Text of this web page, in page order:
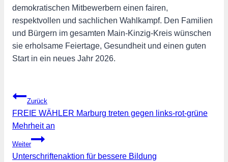
demokratischen Mitbewerbern einen fairen,
respektvollen und sachlichen Wahlkampf. Den Familien
und Bürgern im gesamten Main-Kinzig-Kreis wünschen
sie erholsame Feiertage, Gesundheit und einen guten
Start in ein neues Jahr 2026.
Beitragsnavigation
Zurück
FREIE WÄHLER Marburg treten gegen links-rot-grüne
Mehrheit an
Weiter
Unterschriftenaktion für bessere Bildung